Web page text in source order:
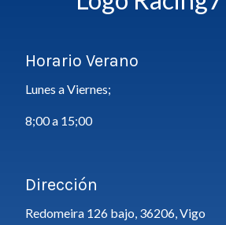
Horario Verano
Lunes a Viernes;
8;00 a 15;00
Dirección
Redomeira 126 bajo, 36206, Vigo